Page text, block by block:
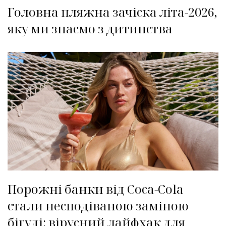
Головна пляжна зачіска літа-2026,
яку ми знаємо з дитинства
Порожні банки від Coca-Cola
стали несподіваною заміною
бігуді: вірусний лайфхак для